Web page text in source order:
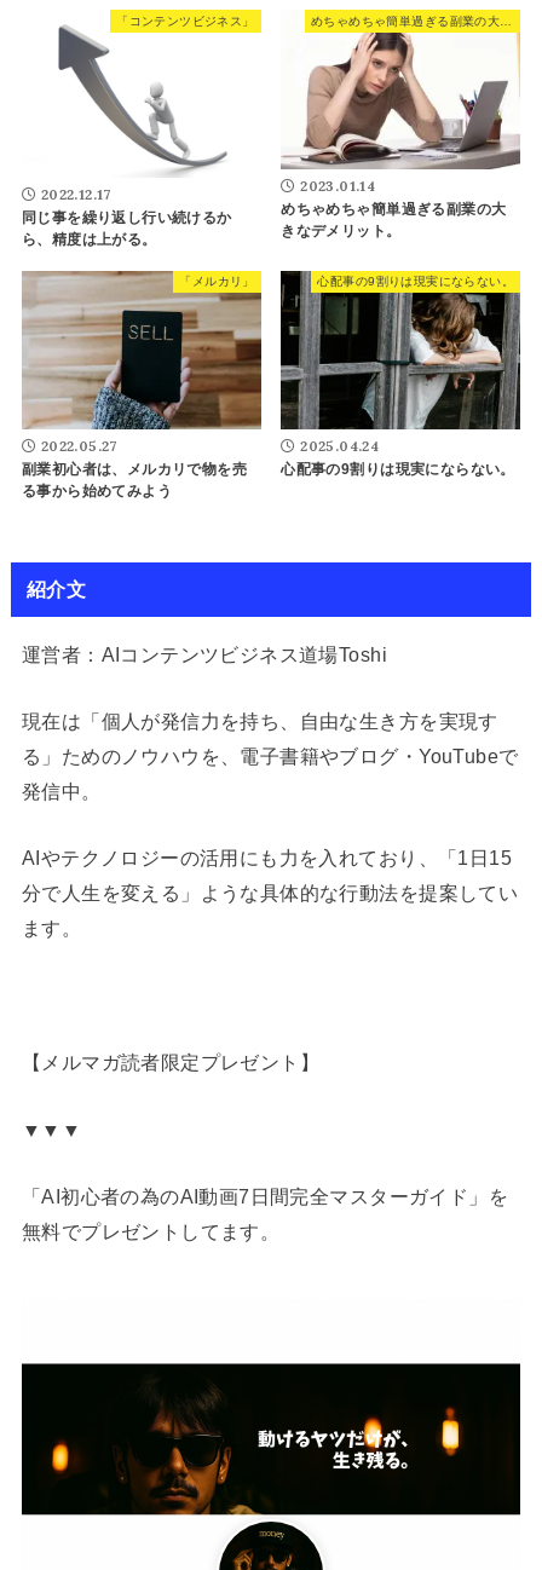
「コンテンツビジネス」
2022.12.17
同じ事を繰り返し行い続けるか
ら、精度は上がる。
めちゃめちゃ簡単過ぎる副業の大きなデメリット。
2023.01.14
めちゃめちゃ簡単過ぎる副業の大
きなデメリット。
「メルカリ」
2022.05.27
副業初心者は、メルカリで物を売
る事から始めてみよう
心配事の9割りは現実にならない。
2025.04.24
心配事の9割りは現実にならない。
紹介文
運営者：AIコンテンツビジネス道場Toshi
現在は「個人が発信力を持ち、自由な生き方を実現す
る」ためのノウハウを、電子書籍やブログ・YouTubeで
発信中。
AIやテクノロジーの活用にも力を入れており、「1日15
分で人生を変える」ような具体的な行動法を提案してい
ます。
【メルマガ読者限定プレゼント】
▼▼▼
「AI初心者の為のAI動画7日間完全マスターガイド」を
無料でプレゼントしてます。